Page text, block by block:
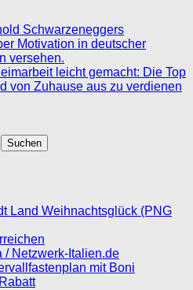
Schwarzeneggers
Motivation in deutscher
versehen.
leicht gemacht: Die Top
von Zuhause aus zu verdienen
Suchen
Land Weihnachtsglück (PNG
/ Netzwerk-Italien.de
mit Boni